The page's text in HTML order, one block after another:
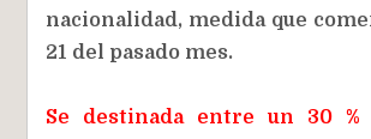
nacionalidad, medida que
21 del pasado mes.
Se destinada entre un 30 %